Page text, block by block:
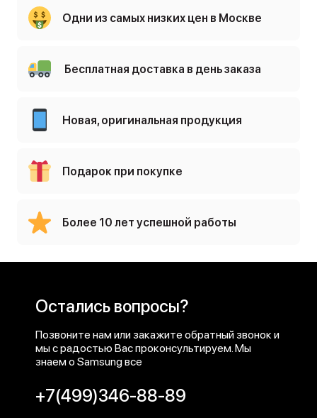
Одни из самых низких цен в Москве
Бесплатная доставка в день заказа
Новая, оригинальная продукция
Подарок при покупке
Более 10 лет успешной работы
Остались вопросы?
Позвоните нам или закажите обратный звонок и
мы с радостью Вас проконсультируем. Мы
знаем о Samsung все
+7(499)346-88-89